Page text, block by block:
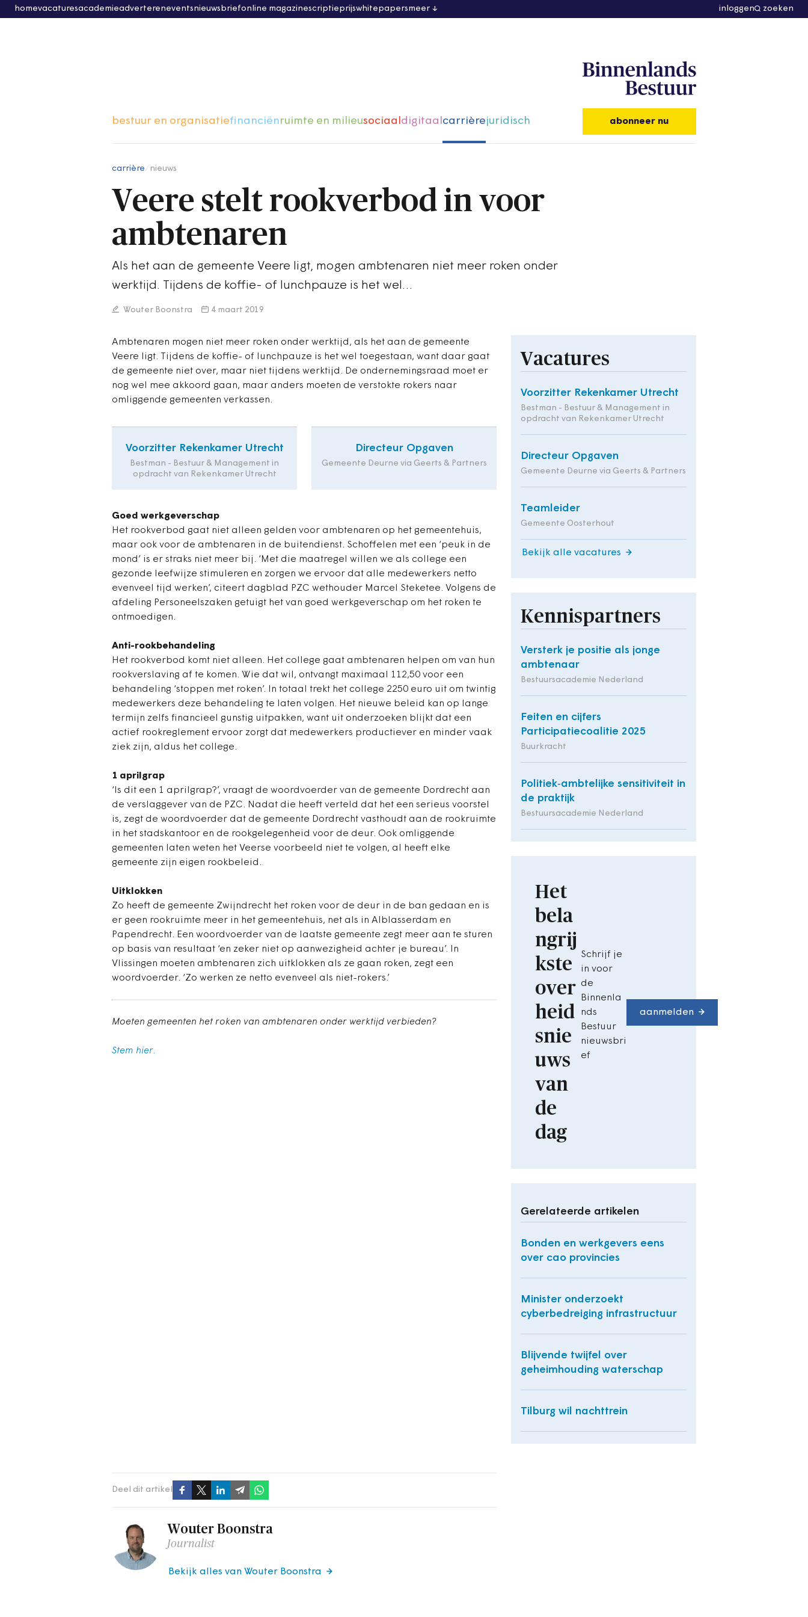
homevacaturesacademieadvertereneventsnieuwsbriefonline magazinescriptieprijswhitepapersmeer inloggen zoeken
bestuur en organisatiefinanciënruimte en milieusociaaldigitaalcarrièrejuridisch abonneer nu
carrière nieuws
Veere stelt rookverbod in voor
ambtenaren
Als het aan de gemeente Veere ligt, mogen ambtenaren niet meer roken onder
werktijd. Tijdens de koffie- of lunchpauze is het wel…
Wouter Boonstra 4 maart 2019
Ambtenaren mogen niet meer roken onder werktijd, als het aan de gemeente
Veere ligt. Tijdens de koffie- of lunchpauze is het wel toegestaan, want daar gaat
de gemeente niet over, maar niet tijdens werktijd. De ondernemingsraad moet er
nog wel mee akkoord gaan, maar anders moeten de verstokte rokers naar
omliggende gemeenten verkassen.
Voorzitter Rekenkamer Utrecht
Bestman - Bestuur & Management in
opdracht van Rekenkamer Utrecht
Directeur Opgaven
Gemeente Deurne via Geerts & Partners
Goed werkgeverschap
Het rookverbod gaat niet alleen gelden voor ambtenaren op het gemeentehuis,
maar ook voor de ambtenaren in de buitendienst. Schoffelen met een ‘peuk in de
mond’ is er straks niet meer bij. ‘Met die maatregel willen we als college een
gezonde leefwijze stimuleren en zorgen we ervoor dat alle medewerkers netto
evenveel tijd werken’, citeert dagblad PZC wethouder Marcel Steketee. Volgens de
afdeling Personeelszaken getuigt het van goed werkgeverschap om het roken te
ontmoedigen.
Anti-rookbehandeling
Het rookverbod komt niet alleen. Het college gaat ambtenaren helpen om van hun
rookverslaving af te komen. Wie dat wil, ontvangt maximaal 112,50 voor een
behandeling ‘stoppen met roken’. In totaal trekt het college 2250 euro uit om twintig
medewerkers deze behandeling te laten volgen. Het nieuwe beleid kan op lange
termijn zelfs financieel gunstig uitpakken, want uit onderzoeken blijkt dat een
actief rookreglement ervoor zorgt dat medewerkers productiever en minder vaak
ziek zijn, aldus het college.
1 aprilgrap
‘Is dit een 1 aprilgrap?’, vraagt de woordvoerder van de gemeente Dordrecht aan
de verslaggever van de PZC. Nadat die heeft verteld dat het een serieus voorstel
is, zegt de woordvoerder dat de gemeente Dordrecht vasthoudt aan de rookruimte
in het stadskantoor en de rookgelegenheid voor de deur. Ook omliggende
gemeenten laten weten het Veerse voorbeeld niet te volgen, al heeft elke
gemeente zijn eigen rookbeleid.
Uitklokken
Zo heeft de gemeente Zwijndrecht het roken voor de deur in de ban gedaan en is
er geen rookruimte meer in het gemeentehuis, net als in Alblasserdam en
Papendrecht. Een woordvoerder van de laatste gemeente zegt meer aan te sturen
op basis van resultaat ‘en zeker niet op aanwezigheid achter je bureau’. In
Vlissingen moeten ambtenaren zich uitklokken als ze gaan roken, zegt een
woordvoerder. ‘Zo werken ze netto evenveel als niet-rokers.’
Vacatures
Voorzitter Rekenkamer Utrecht
Bestman - Bestuur & Management in
opdracht van Rekenkamer Utrecht
Directeur Opgaven
Gemeente Deurne via Geerts & Partners
Teamleider
Gemeente Oosterhout
Bekijk alle vacatures
Kennispartners
Versterk je positie als jonge
ambtenaar
Bestuursacademie Nederland
Feiten en cijfers
Participatiecoalitie 2025
Buurkracht
Politiek‑ambtelijke sensitiviteit in
de praktijk
Bestuursacademie Nederland
Het
bela
ngrij
kste
over
heid
snie
uws
van
de
dag
Schrijf je
in voor
de
Binnenla
nds
Bestuur
nieuwsbri
ef
aanmelden
Gerelateerde artikelen
Bonden en werkgevers eens
over cao provincies
Minister onderzoekt
cyberbedreiging infrastructuur
Blijvende twijfel over
geheimhouding waterschap
Tilburg wil nachttrein
Moeten gemeenten het roken van ambtenaren onder werktijd verbieden?
Stem hier.
Deel dit artikel
Wouter Boonstra
Journalist
Bekijk alles van Wouter Boonstra